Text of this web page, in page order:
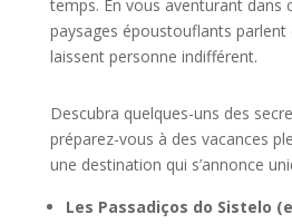
temps. En vous aventurant dans
paysages époustouflants parlent
laissent personne indifférent.
Descubra quelques-uns des
préparez-vous à des vacances
une destination qui s’annonce
Les Passadiços do Sistelo